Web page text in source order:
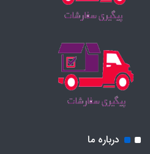
درباره ما